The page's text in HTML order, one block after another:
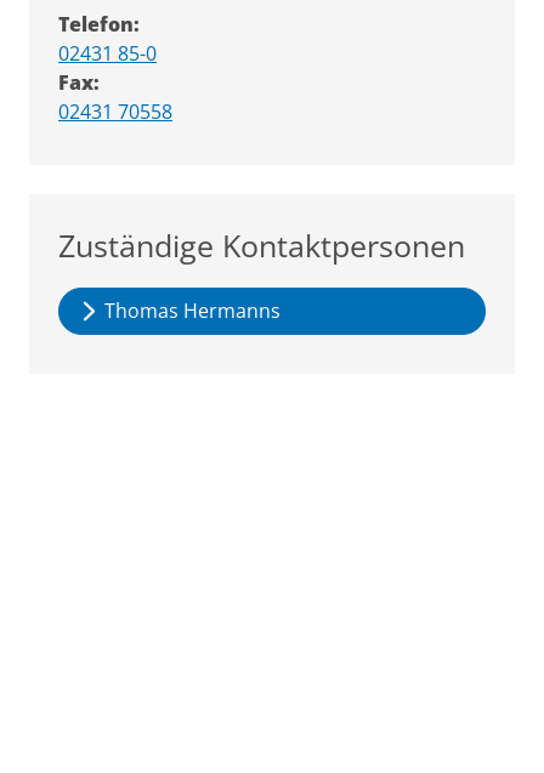
Telefon:
02431 85-0
Fax:
02431 70558
Zuständige Kontaktpersonen
Thomas Hermanns